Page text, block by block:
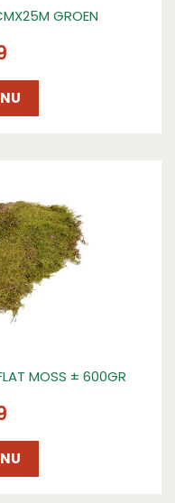
GROEN
MOSS ± 600GR